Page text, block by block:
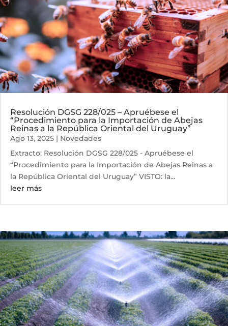
Resolución DGSG 228/025 – Apruébese el
“Procedimiento para la Importación de Abejas
Reinas a la República Oriental del Uruguay”
Ago 13, 2025 | Novedades
Extracto: Resolución DGSG 228/025 - Apruébese el
“Procedimiento para la Importación de Abejas Reinas a
la República Oriental del Uruguay” VISTO: la...
leer más